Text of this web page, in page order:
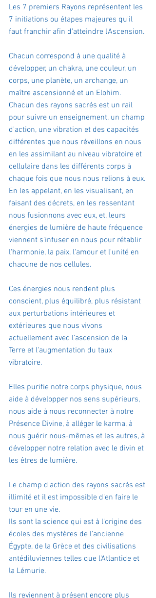
Les 7 premiers Rayons représentent les
7 initiations ou étapes majeures qu'il
faut franchir afin d'atteindre l'Ascension.
Chacun correspond à une qualité à
développer, un chakra, une couleur, un
corps, une planète, un archange, un
maître ascensionné et un Elohim.
Chacun des rayons sacrés est un rail
pour suivre un enseignement, un champ
d'action, une vibration et des capacités
différentes que nous réveillons en nous
en les assimilant au niveau vibratoire et
cellulaire dans les différents corps à
chaque fois que nous nous relions à eux.
En les appelant, en les visualisant, en
faisant des décrets, en les ressentant
nous fusionnons avec eux, et, leurs
énergies de lumière de haute fréquence
viennent s'infuser en nous pour rétablir
l'harmonie, la paix, l'amour et l'unité en
chacune de nos cellules.
Ces énergies nous rendent plus
conscient, plus équilibré, plus résistant
aux perturbations intérieures et
extérieures que nous vivons
actuellement avec l'ascension de la
Terre et l'augmentation du taux
vibratoire.
Elles purifie notre corps physique, nous
aide à développer nos sens supérieurs,
nous aide à nous reconnecter à notre
Présence Divine, à alléger le karma, à
nous guérir nous-mêmes et les autres, à
développer notre relation avec le divin et
les êtres de lumière.
Le champ d'action des rayons sacrés est
illimité et il est impossible d'en faire le
tour en une vie.
Ils sont la science qui est à l'origine des
écoles des mystères de l'ancienne
Égypte, de la Grèce et des civilisations
antédiluviennes telles que l'Atlantide et
la Lémurie.
Ils reviennent à présent encore plus